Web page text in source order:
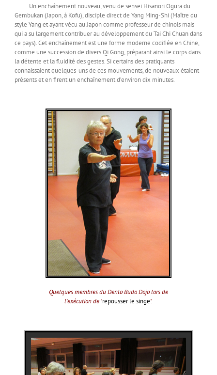
Un enchaînement nouveau, venu de sensei Hisanori Ogura du
Gembukan (Japon, à Kofu), disciple direct de Yang Ming-Shi (Maître du
style Yang et ayant vécu au Japon comme professeur de chinois mais
qui a su largement contribuer au développement du Tai Chi Chuan dans
ce pays). Cet enchaînement est une forme moderne codifiée en Chine,
comme une succession de divers Qi Gong, préparant ainsi le corps dans
la détente et la fluidité des gestes. Si certains des pratiquants
connaissaient quelques-uns de ces mouvements, de nouveaux étaient
présents et en firent un enchaînement d’environ dix minutes.
Quelques membres du Dento Budo Dojo lors de
l'exécution de "repousser le singe".